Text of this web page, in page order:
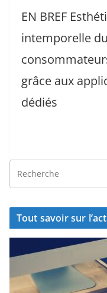
EN BREF
intemporelle
grâce aux
dédiés
Tout savoir sur